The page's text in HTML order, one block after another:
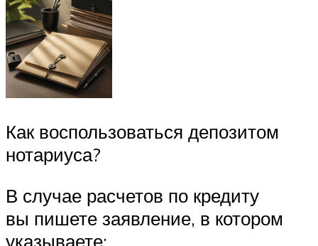
Как воспользоваться депозитом
нотариуса?
В случае расчетов по кредиту
вы пишете заявление, в котором
указываете: